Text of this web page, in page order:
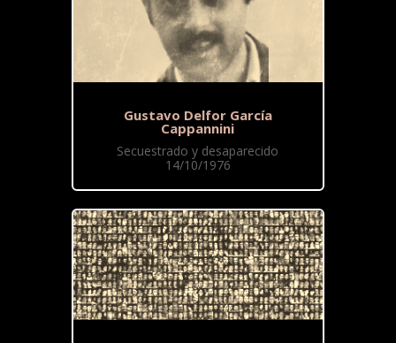
Gustavo Delfor García
Cappannini
Secuestrado y desaparecido
14/10/1976